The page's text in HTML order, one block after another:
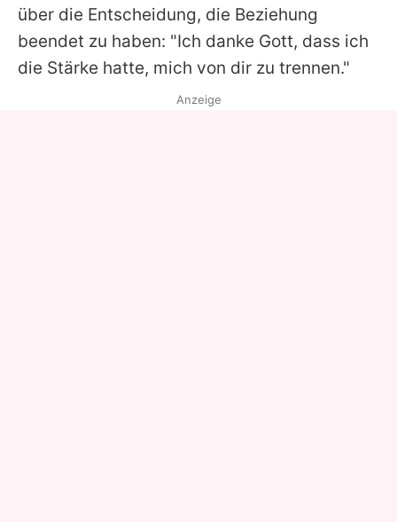
über die Entscheidung, die Beziehung
beendet zu haben: "Ich danke Gott, dass ich
die Stärke hatte, mich von dir zu trennen."
Anzeige